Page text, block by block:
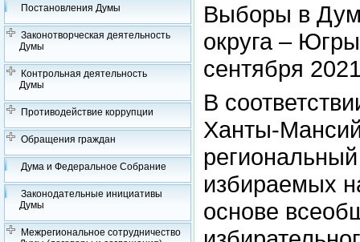
Постановления Думы
Законотворческая деятельность
Думы
Контрольная деятельность
Думы
Противодействие коррупции
Обращения граждан
Дума и Федеральное Собрание
Законодательные инициативы
Думы
Межрегиональное сотрудничество
Выборы в
округа –
сентября
В
Ханты-
избираемых
основе